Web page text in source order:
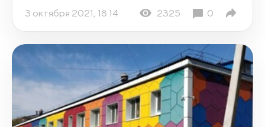
3 октября 2021, 18:14 2325 0